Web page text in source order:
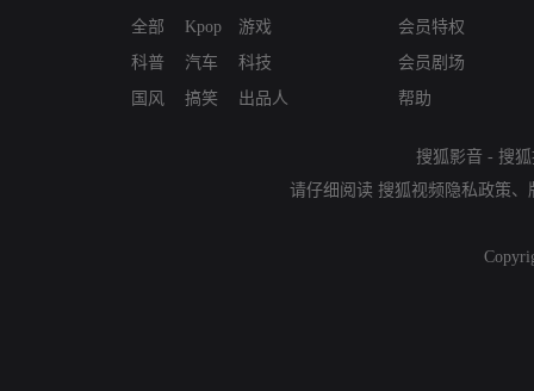
全部
科普
国风
Kpop
汽车
搞笑
游戏
科技
出品人
会员特权
会员剧场
帮助
搜狐影音 - 搜
请仔细阅读 搜狐视频隐私政策、